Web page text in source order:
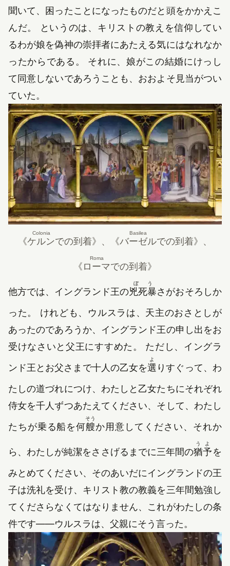
聞いて、困ったことになったものだと頭をかかえこ
んだ。 というのは、キリストの教えを信仰してい
るわが娘を偽神の崇拝者にあたえる気にはなれなか
ったからである。 それに、娘がこの結婚にけっし
て同意しないであろうことも、おおよそ見当がつい
ていた。
《ケルン
Colonia
での到着》、《バーゼル
Basilea
での到着》、
《ローマ
Roma
での到着》
他方では、イングランド王の兇死暴
ぼう
さがおそろしか
った。 けれども、ウルスラは、天主のおさとしが
あったのであろうか、イングランド王の申し出をお
受けなさいと父王にすすめた。 ただし、イングラ
ンド王とお父さまで十人の乙女を選
よ
りすぐって、わ
たしの道づれにつけ、わたしと乙女たちにそれぞれ
侍女を千人ずつあたえてください、そして、わたし
たちが乗る船を何艘
そう
か用意してください、それか
ら、わたしが純潔をささげるまでに三年間の猶予
うよ
を
みとめてください、そのあいだにイングランドの王
子は洗礼を受け、キリスト教の教義を三年間勉強し
てくださらなくてはなりません、これがわたしの条
件です――ウルスラは、父親にそう言った。